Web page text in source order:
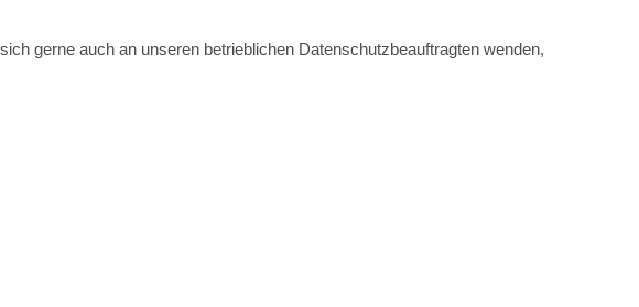
gerne auch an unseren betrieblichen Datenschutzbeauftragten wenden,